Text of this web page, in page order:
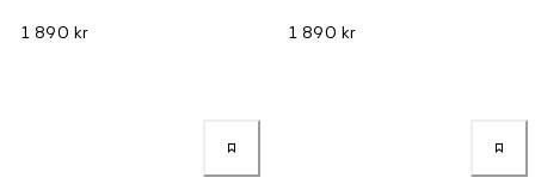
1 890 kr 1 890 kr